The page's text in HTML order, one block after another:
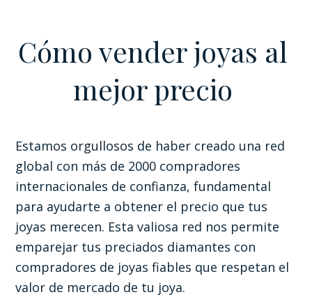
Cómo vender joyas al
mejor precio
Estamos orgullosos de haber creado una red
global con más de 2000 compradores
internacionales de confianza, fundamental
para ayudarte a obtener el precio que tus
joyas merecen. Esta valiosa red nos permite
emparejar tus preciados diamantes con
compradores de joyas fiables que respetan el
valor de mercado de tu joya.